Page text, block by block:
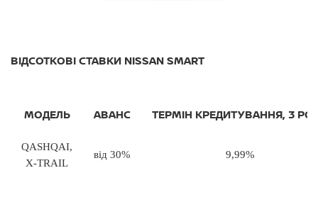
ВІДСОТКОВІ СТАВКИ NISSAN SMART
МОДЕЛЬ АВАНС ТЕРМІН КРЕДИТУВАННЯ, 3
QASHQAI,
X-TRAIL
від 30% 9,99%